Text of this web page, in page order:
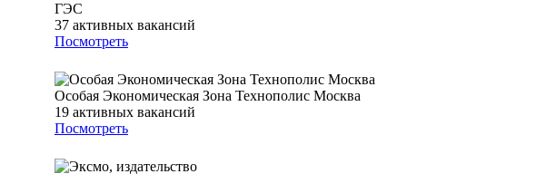
ГЭС
37 активных вакансий
Посмотреть
Особая Экономическая Зона Технополис Москва
19 активных вакансий
Посмотреть